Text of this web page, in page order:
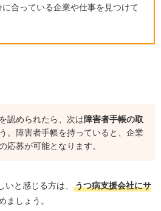
合っている企業や仕事を見つけて
認められたら、次は障害者手帳の取
。障害者手帳を持っていると、企業
応募が可能となります。
と感じる方は、
うつ病支援会社にサ
ましょう。